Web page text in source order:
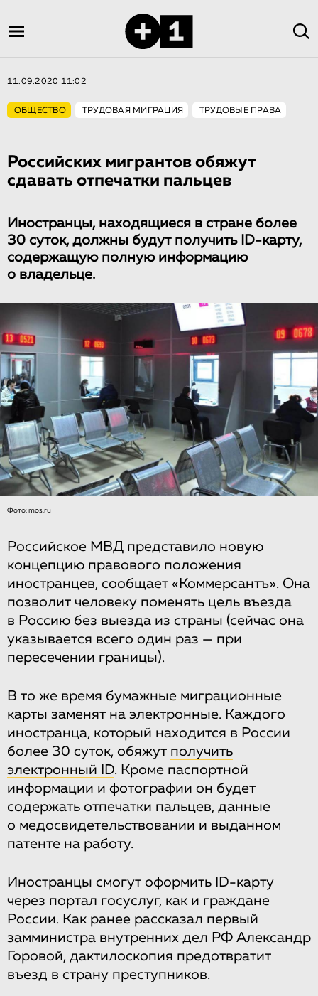
11.09.2020 11:02
ОБЩЕСТВО ТРУДОВАЯ МИГРАЦИЯ ТРУДОВЫЕ ПРАВА
Российских мигрантов обяжут
сдавать отпечатки пальцев
Иностранцы, находящиеся в стране более
30 суток, должны будут получить ID-карту,
содержащую полную информацию
о владельце.
Фото: mos.ru
Российское МВД представило новую
концепцию правового положения
иностранцев, сообщает «Коммерсантъ». Она
позволит человеку поменять цель въезда
в Россию без выезда из страны (сейчас она
указывается всего один раз — при
пересечении границы).
В то же время бумажные миграционные
карты заменят на электронные. Каждого
иностранца, который находится в России
более 30 суток, обяжут получить
электронный ID. Кроме паспортной
информации и фотографии он будет
содержать отпечатки пальцев, данные
о медосвидетельствовании и выданном
патенте на работу.
Иностранцы смогут оформить ID-карту
через портал госуслуг, как и граждане
России. Как ранее рассказал первый
замминистра внутренних дел РФ Александр
Горовой, дактилоскопия предотвратит
въезд в страну преступников.